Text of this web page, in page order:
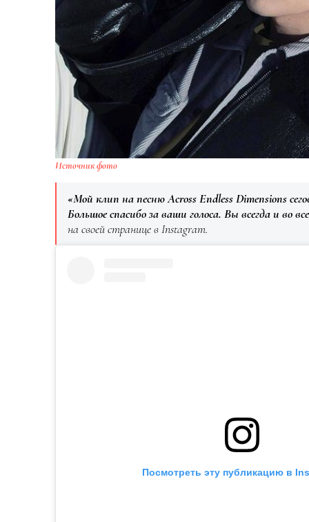
Источник фото
«Мой клип на песню Across Endless Dimensions
Большое спасибо за ваши голоса. Вы всегда и во
на своей странице в Instagram.
Посмотреть эту публикацию в